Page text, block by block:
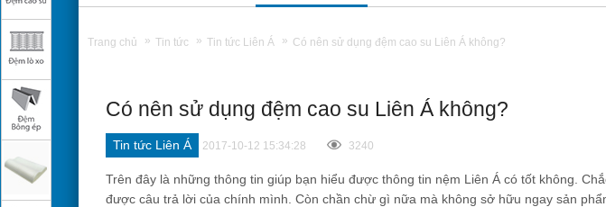
Trang chủ » Tin tức » Tin tức Liên Á » Có nên sử dụng đệm cao su Liên Á không?
Có nên sử dụng đệm cao su Liên Á không?
Tin tức Liên Á 2017-10-12 15:34:28 3240
Trên đây là những thông tin giúp bạn hiểu được thông tin nệm Liên Á có tốt không.
được câu trả lời của chính mình. Còn chần chừ gì nữa mà không sở hữu ngay sản